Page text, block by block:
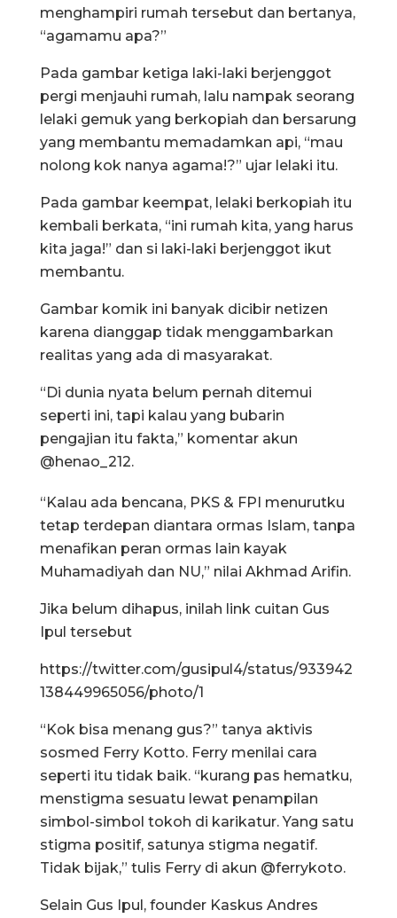
menghampiri rumah tersebut dan bertanya,
“agamamu apa?”
Pada gambar ketiga laki-laki berjenggot
pergi menjauhi rumah, lalu nampak seorang
lelaki gemuk yang berkopiah dan bersarung
yang membantu memadamkan api, “mau
nolong kok nanya agama!?” ujar lelaki itu.
Pada gambar keempat, lelaki berkopiah itu
kembali berkata, “ini rumah kita, yang harus
kita jaga!” dan si laki-laki berjenggot ikut
membantu.
Gambar komik ini banyak dicibir netizen
karena dianggap tidak menggambarkan
realitas yang ada di masyarakat.
“Di dunia nyata belum pernah ditemui
seperti ini, tapi kalau yang bubarin
pengajian itu fakta,” komentar akun
@henao_212.
“Kalau ada bencana, PKS & FPI menurutku
tetap terdepan diantara ormas Islam, tanpa
menafikan peran ormas lain kayak
Muhamadiyah dan NU,” nilai Akhmad Arifin.
Jika belum dihapus, inilah link cuitan Gus
Ipul tersebut
https://twitter.com/gusipul4/status/933942
138449965056/photo/1
“Kok bisa menang gus?” tanya aktivis
sosmed Ferry Kotto. Ferry menilai cara
seperti itu tidak baik. “kurang pas hematku,
menstigma sesuatu lewat penampilan
simbol-simbol tokoh di karikatur. Yang satu
stigma positif, satunya stigma negatif.
Tidak bijak,” tulis Ferry di akun @ferrykoto.
Selain Gus Ipul, founder Kaskus Andres